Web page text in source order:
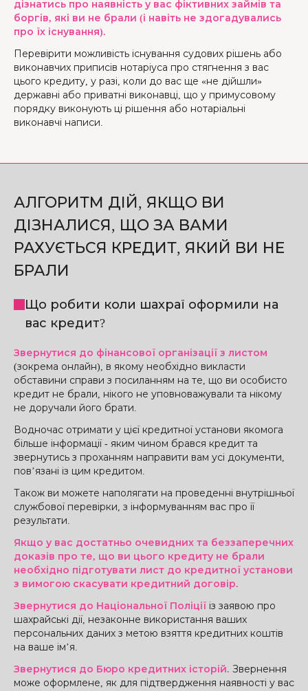
дізнатись про наявність у вас фіктивних займів та
боргів, які ви не брали (і навіть не здогадувались
про їх існування).
Перевірити можливість існування судових рішень або
виконавчих приписів нотаріуса про стягнення з вас
цього кредиту, у разі, коли до вас ще «не дійшли»
державні або приватні виконавці, що у примусовому
порядку виконують ці рішення або нотаріальні
виконавчі написи.
АЛГОРИТМ ДІЙ, ЯКЩО ВИ
ДІЗНАЛИСЯ, ЩО ЗА ВАМИ
РАХУЄТЬСЯ КРЕДИТ, ЯКИЙ ВИ НЕ
БРАЛИ
Що робити коли шахраї оформили на
вас кредит?
Звернутися до фінансової організації з листом
(зокрема онлайн), в якому необхідно викласти
обставини справи з посиланням на те, що ви особисто
кредит не брали, нікого не уповноважували та нікому
не доручали його брати.
Водночас отримати у цієї кредитної установи якомога
більше інформації - яким чином брався кредит та
звернутись з проханням направити вам усі документи,
пов’язані із цим кредитом.
Також ви можете наполягати на проведенні внутрішньої
службової перевірки, з інформуванням вас про її
результати.
Якщо у вас достатньо очевидних та беззаперечних
доказів про те, що ви цього кредиту не брали
необхідно підготувати лист до кредитної установи
з вимогою скасувати кредитний договір.
Звернутися до Національної Поліції із заявою про
шахрайські дії, незаконне використання ваших
персональних даних з метою взяття кредитних коштів
на ваше ім’я.
Звернутися до Бюро кредитних історій. Звернення
може оформлене, як для підтвердження наявності у вас